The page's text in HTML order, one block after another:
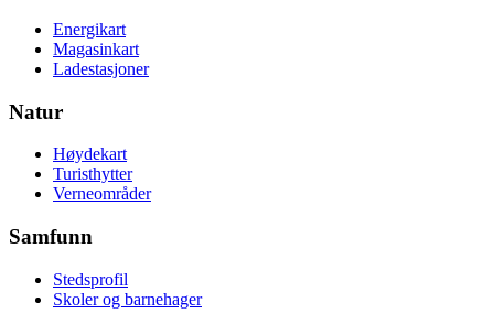
Energikart
Magasinkart
Ladestasjoner
Natur
Høydekart
Turisthytter
Verneområder
Samfunn
Stedsprofil
Skoler og barnehager